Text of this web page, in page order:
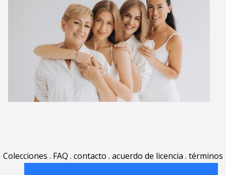
Colecciones . FAQ . contacto . acuerdo de licencia . términos